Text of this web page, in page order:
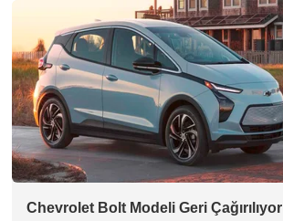
Chevrolet Bolt Modeli Geri Çağırılıyor